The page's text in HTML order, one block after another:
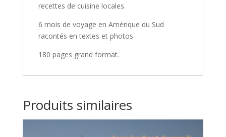
recettes de cuisine locales.
6 mois de voyage en Amérique du Sud
racontés en textes et photos.
180 pages grand format.
Produits similaires